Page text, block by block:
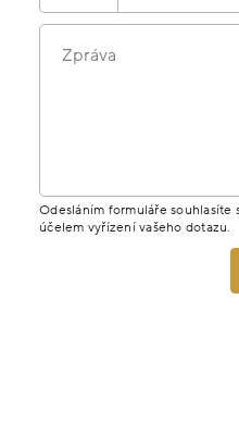
Zpráva
Odesláním formuláře souhlasíte
účelem vyřízení vašeho dotazu.